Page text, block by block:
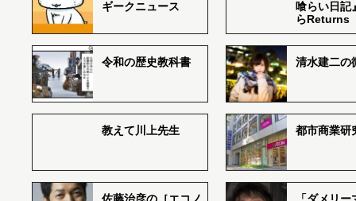
ギークニュース
喰らい日記
らReturns
令和の歴史教科書 清水建二の
教えて川上先生 都市商業研